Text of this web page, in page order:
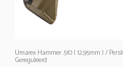
Umarex Hammer .510 ( 12,95mm ) /
Gereguleerd